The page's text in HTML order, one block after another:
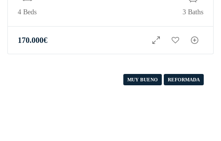
4 Beds 3 Baths
170.000€
MUY BUENO REFORMADA